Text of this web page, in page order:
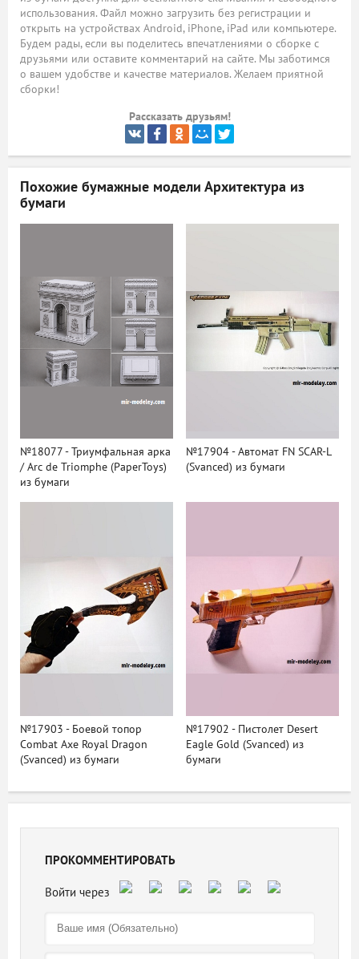
использования. Файл можно загрузить без регистрации и
открыть на устройствах Android, iPhone, iPad или компьютере.
Будем рады, если вы поделитесь впечатлениями о сборке с
друзьями или оставите комментарий на сайте. Мы заботимся
о вашем удобстве и качестве материалов. Желаем приятной
сборки!
Рассказать друзьям!
Похожие бумажные модели Архитектура из
бумаги
№18077 - Триумфальная арка
/ Arc de Triomphe (PaperToys)
из бумаги
№17904 - Автомат FN SCAR-L
(Svanced) из бумаги
№17903 - Боевой топор
Combat Axe Royal Dragon
(Svanced) из бумаги
№17902 - Пистолет Desert
Eagle Gold (Svanced) из
бумаги
ПРОКОММЕНТИРОВАТЬ